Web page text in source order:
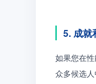
5. 成就
如果您在
众多候选人